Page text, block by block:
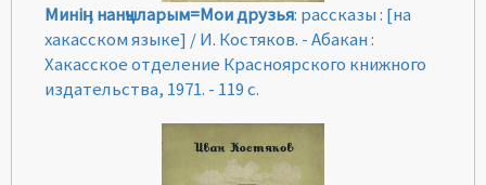
Минiӊ нанҷыларым=Мои друзья: рассказы : [на
хакасском языке] / И. Костяков. - Абакан :
Хакасское отделение Красноярского книжного
издательства, 1971. - 119 с.